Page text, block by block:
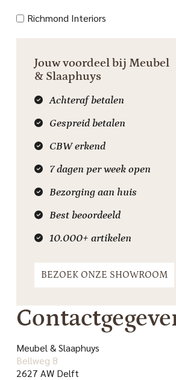
Richmond Interiors
Jouw voordeel bij Meubel
& Slaaphuys
Achteraf betalen
Gespreid betalen
CBW erkend
7 dagen per week open
Bezorging aan huis
Best beoordeeld
10.000+ artikelen
BEZOEK ONZE SHOWROOM
Meubel & Slaaphuys
Bellweg 8
2627 AW Delft